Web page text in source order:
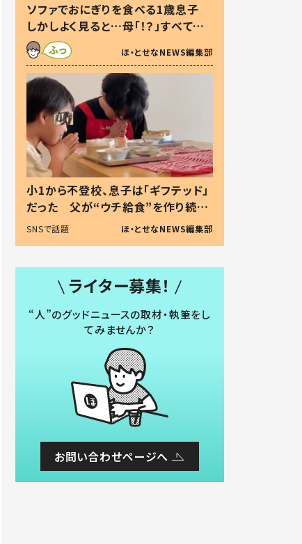
ソファでおにぎりを食べる1歳息子
しかしよく見ると…母「！？」すべてを
察した母の投稿に「可愛いから許
す！」「現行犯〜」
ほ・とせなNEWS編集部
小1から不登校、息子は「ギフテッド」
だった 父が“ウチ給食”を作り続け
る理由とは #令和の親 #令和の子
SNSで話題 ほ・とせなNEWS編集部
ライター募集！
“人”のグッドニュースの取材・執筆をし
てみませんか？
お問い合わせページへ